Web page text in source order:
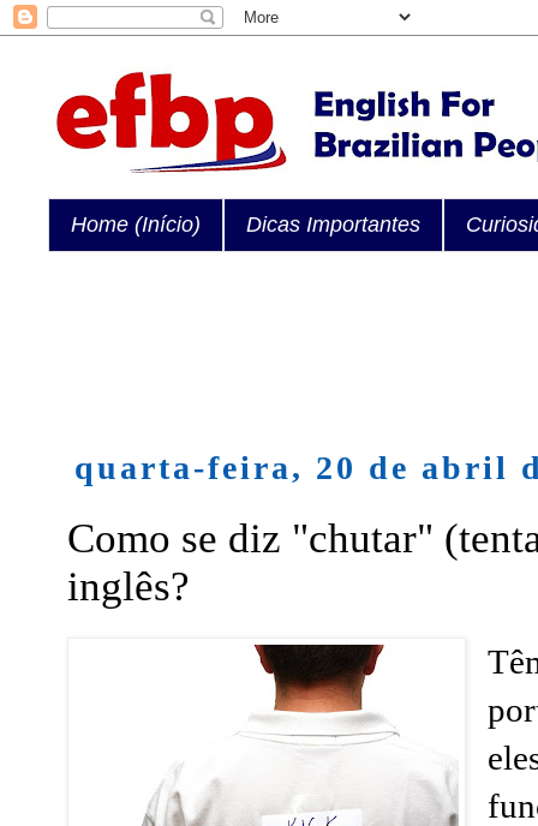
Home (Início) Dicas Importantes
quarta-feira, 20 de abril
Como se diz "chutar"
inglês?